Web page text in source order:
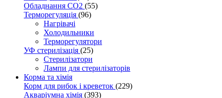
Обладнання CO2 (55)
Терморегуляція (96)
Нагрівачі
Холодильники
Терморегулятори
УФ стерилізація (25)
Стерилізатори
Лампи для стерилізаторів
Корма та хімія
Корм для рибок і креветок (229)
Акваріумна хімія (393)